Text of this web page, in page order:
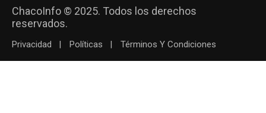
ChacoInfo © 2025. Todos los derechos
reservados.
Privacidad Políticas Términos Y Condiciones